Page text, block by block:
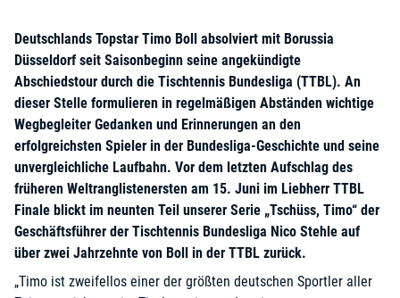
Deutschlands Topstar Timo Boll absolviert mit Borussia
Düsseldorf seit Saisonbeginn seine angekündigte
Abschiedstour durch die Tischtennis Bundesliga (TTBL). An
dieser Stelle formulieren in regelmäßigen Abständen wichtige
Wegbegleiter Gedanken und Erinnerungen an den
erfolgreichsten Spieler in der Bundesliga-Geschichte und seine
unvergleichliche Laufbahn. Vor dem letzten Aufschlag des
früheren Weltranglistenersten am 15. Juni im Liebherr TTBL
Finale blickt im neunten Teil unserer Serie „Tschüss, Timo“ der
Geschäftsführer der Tischtennis Bundesliga Nico Stehle auf
über zwei Jahrzehnte von Boll in der TTBL zurück.
„Timo ist zweifellos einer der größten deutschen Sportler aller